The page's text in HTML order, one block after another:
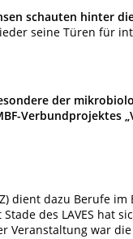
schauten hinter die
seine Türen für
der
Verbundprojektes
dient dazu Berufe im
des LAVES hat
war die